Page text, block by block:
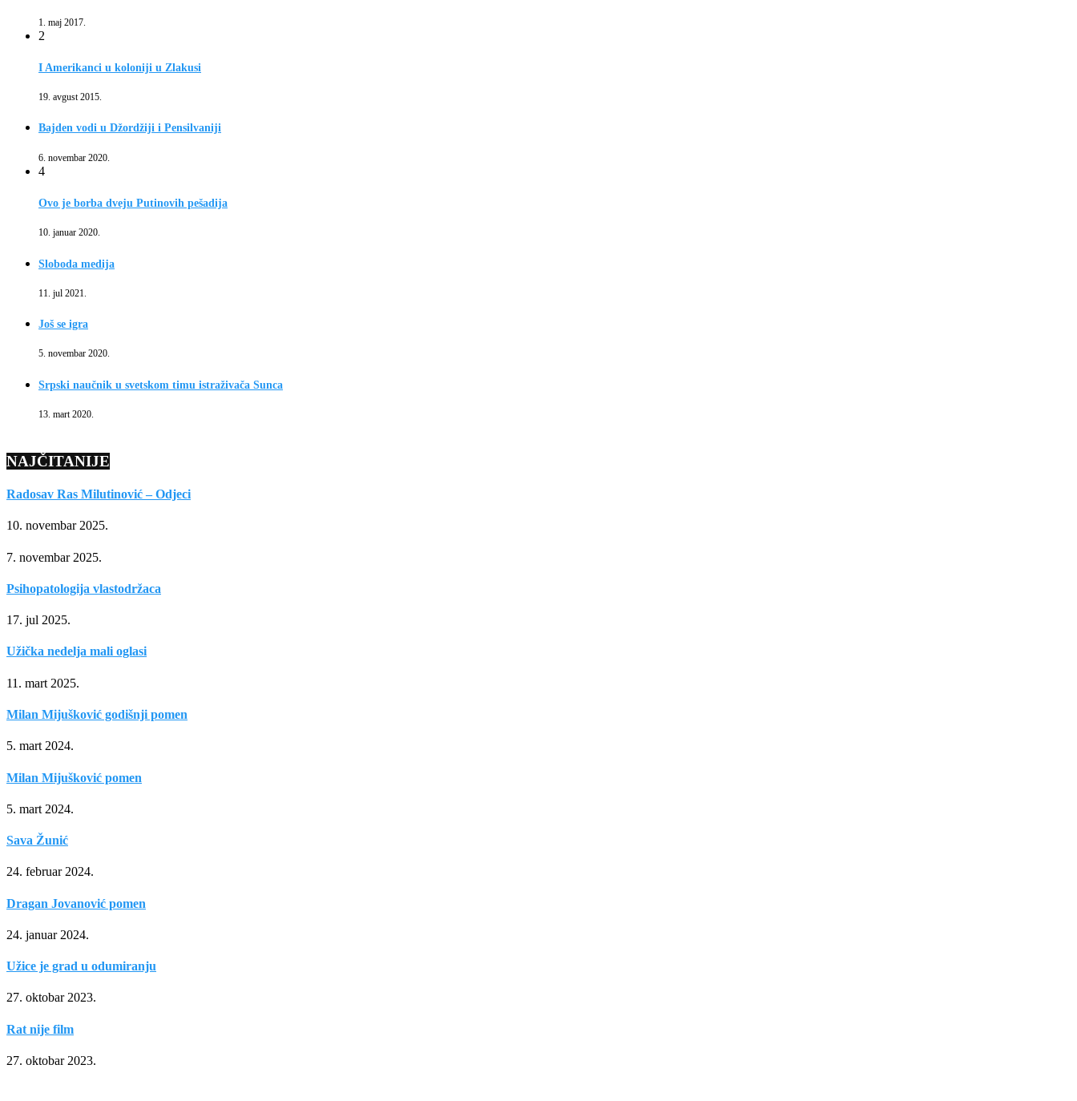
1. maj 2017.
2
I Amerikanci u koloniji u Zlakusi
19. avgust 2015.
Bajden vodi u Džordžiji i Pensilvaniji
6. novembar 2020.
4
Ovo je borba dveju Putinovih pešadija
10. januar 2020.
Sloboda medija
11. jul 2021.
Još se igra
5. novembar 2020.
Srpski naučnik u svetskom timu istraživača Sunca
13. mart 2020.
NAJČITANIJE
Radosav Ras Milutinović – Odjeci
10. novembar 2025.
7. novembar 2025.
Psihopatologija vlastodržaca
17. jul 2025.
Užička nedelja mali oglasi
11. mart 2025.
Milan Mijušković godišnji pomen
5. mart 2024.
Milan Mijušković pomen
5. mart 2024.
Sava Žunić
24. februar 2024.
Dragan Jovanović pomen
24. januar 2024.
Užice je grad u odumiranju
27. oktobar 2023.
Rat nije film
27. oktobar 2023.